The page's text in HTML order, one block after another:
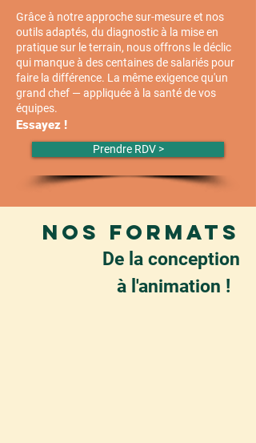
Grâce à notre approche sur-mesure et nos
outils adaptés, du diagnostic à la mise en
pratique sur le terrain, nous offrons le déclic
qui manqueà des centaines de salariés pour
faire la différence. La même exigence qu'un
grand chef — appliquée à la santé de vos
équipes.
Essayez !
Prendre RDV >
NOS FORMATS
De la conception
à l'animation !